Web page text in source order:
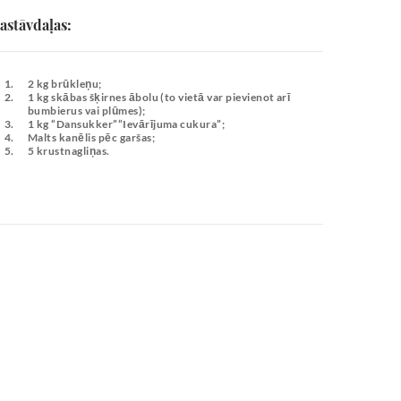
2 kg brūkleņu;
1 kg skābas šķirnes ābolu (to vietā var pievienot arī
bumbierus vai plūmes);
1 kg “Dansukker”“Ievārījuma cukura”;
Malts kanēlis pēc garšas;
5 krustnagliņas.